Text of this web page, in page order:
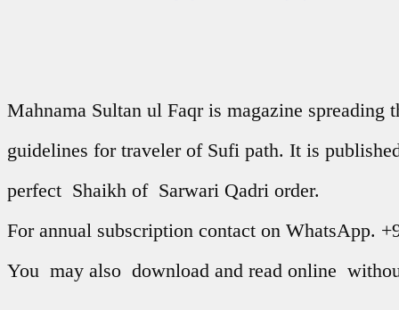
Mahnama Sultan ul Faqr is magazine
guidelines for traveler of Sufi path. It is
perfect Shaikh of Sarwari Qadri order.
For annual subscription contact on WhatsApp.
You may also download and read online